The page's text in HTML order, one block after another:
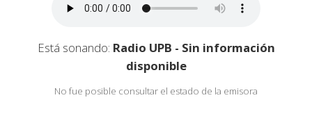
Está sonando: Radio UPB - Sin información
disponible
No fue posible consultar el estado de la emisora